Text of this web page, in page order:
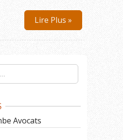
Lire Plus »
Avocats